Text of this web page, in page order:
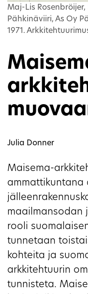
Maj-Lis
Pähkinäviiri, As Oy
1971.
Julia Donner
Maisema-
ammattikuntana
maailmansodan
rooli
tunnetaan
kohteita ja
arkkitehtuurin
tunnisteta.